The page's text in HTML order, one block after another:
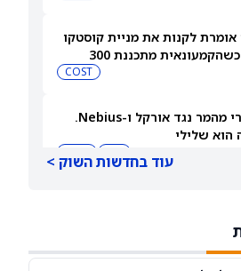
אומרת לקנות את מניית קוסטקו
(COST) כשהקמעונאית מתכננת 300
COST
מייקל ברי מהמר נגד אורקל ו-Nebius.
הוא שלילי
מחלה שמקורה במזון
עוד בחדשות השוק >